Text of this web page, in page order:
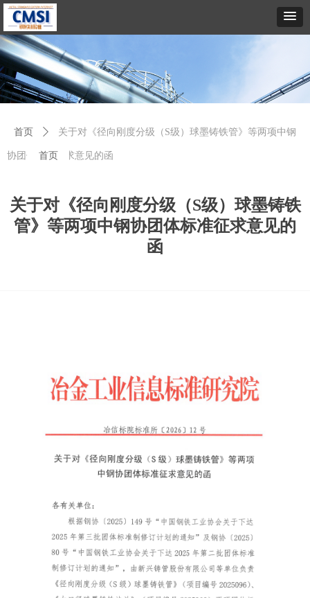
关于对《径向刚度分级（S级）球墨铸铁
管》等两项中钢协团体标准征求意见的
函
首页 ꄲ 关于对《径向刚度分级（S级）球墨铸铁管》等两项中钢
协团体标准征求意见的函
首页